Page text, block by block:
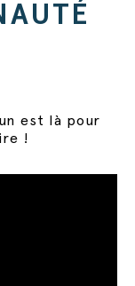
est là pour
!